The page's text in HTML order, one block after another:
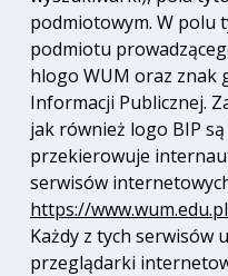
podmiotowym. W polu
podmiotu
hlogo WUM oraz znak
Informacji Publicznej.
jak również logo BIP
przekierowuje
serwisów
https://
Każdy z tych serwisów
przeglądarki